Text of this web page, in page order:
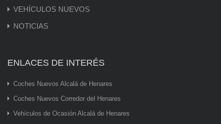
VEHÍCULOS NUEVOS
NOTICIAS
ENLACES DE INTERÉS
Coches Nuevos Alcalá de Henares
Coches Nuevos Corredor del Henares
Vehículos de Ocasión Alcalá de Henares